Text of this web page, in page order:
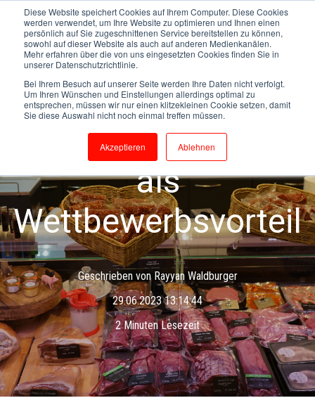
Diese Website speichert Cookies auf Ihrem Computer. Diese Cookies
werden verwendet, um Ihre Website zu optimieren und Ihnen einen
persönlich auf Sie zugeschnittenen Service bereitstellen zu können,
sowohl auf dieser Website als auch auf anderen Medienkanälen.
Mehr erfahren über die von uns eingesetzten Cookies finden Sie in
unserer Datenschutzrichtlinie.
Bei Ihrem Besuch auf unserer Seite werden Ihre Daten nicht verfolgt.
Um Ihren Wünschen und Einstellungen allerdings optimal zu
entsprechen, müssen wir nur einen klitzekleinen Cookie setzen, damit
Sie diese Auswahl nicht noch einmal treffen müssen.
Akzeptieren Ablehnen
IT-Retail Lösungen
als
Wettbewerbsvorteil
Geschrieben von Rayyan Waldburger
29.06.2023 13:14:44
2 Minuten Lesezeit